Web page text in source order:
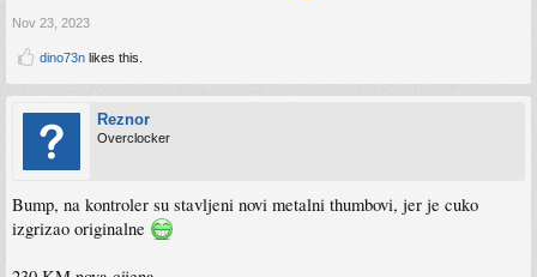
Nov 23, 2023
dino73n likes this.
Reznor
Overclocker
Bump, na kontroler su stavljeni novi metalni thumbovi, jer je cuko
izgrizao originalne